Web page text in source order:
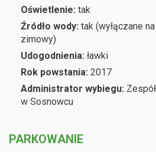
Oświetlenie: tak
Źródło wody: tak (wyłączane
zimowy)
Udogodnienia: ławki
Rok powstania: 2017
Administrator wybiegu:
w Sosnowcu
PARKOWANIE